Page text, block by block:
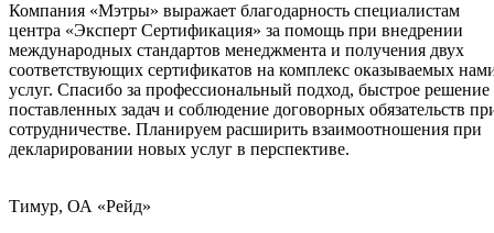
Компания «Мэтры» выражает благодарность специалистам
центра «Эксперт Сертификация» за помощь при внедрении
международных стандартов менеджмента и получения двух
соответствующих сертификатов на комплекс оказываемых
услуг. Спасибо за профессиональный подход, быстрое решение
поставленных задач и соблюдение договорных обязательств
сотрудничестве. Планируем расширить взаимоотношения при
декларировании новых услуг в перспективе.
Тимур, ОА «Рейд»